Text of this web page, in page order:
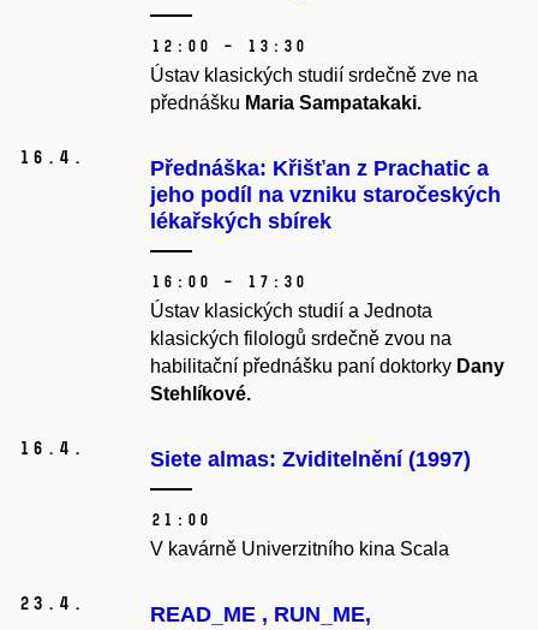
12:00 – 13:30
Ústav klasických studií srdečně zve na
přednášku Maria Sampatakaki.
16. 4.
Přednáška: Křišťan z Prachatic a
jeho podíl na vzniku staročeských
lékařských sbírek
16:00 – 17:30
Ústav klasických studií a Jednota
klasických filologů srdečně zvou na
habilitační přednášku paní doktorky Dany
Stehlíkové.
16. 4. Siete almas: Zviditelnění (1997)
21:00
V kavárně Univerzitního kina Scala
23. 4.
READ_ME , RUN_ME,